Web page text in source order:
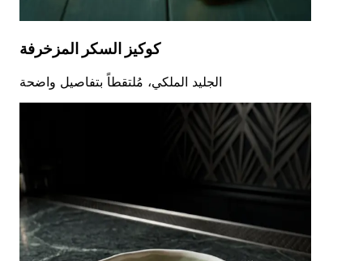
كوكيز السكر المزخرفة
الجليد الملكي، مُلتقطاً بتفاصيل واضحة